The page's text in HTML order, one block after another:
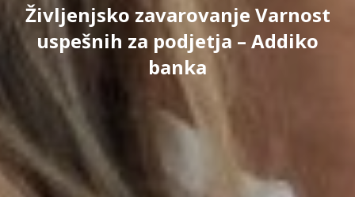
Življenjsko zavarovanje Varnost
uspešnih za podjetja – Addiko
banka